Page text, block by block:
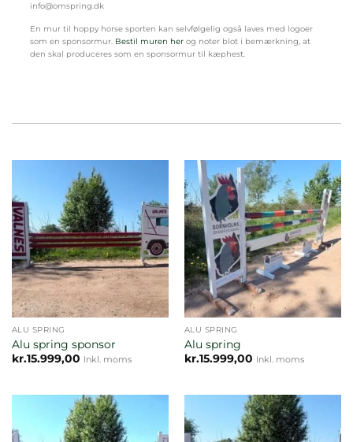
info@omspring.dk
En mur til hoppy horse sporten kan selvfølgelig også laves med logoer
som en sponsormur. Bestil muren her og noter blot i bemærkning, at
den skal produceres som en sponsormur til kæphest.
ALU SPRING
Alu spring sponsor
kr.15.999,00 Inkl. moms
ALU SPRING
Alu spring
kr.15.999,00 Inkl. moms